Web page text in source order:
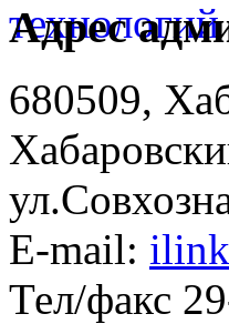
Адрес
680509,
E-mail:
Тел/факс